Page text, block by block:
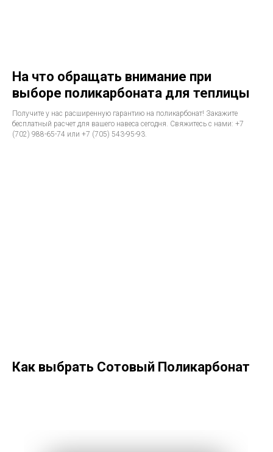
На что обращать внимание при
выборе поликарбоната для теплицы
Получите у нас расширенную гарантию на поликарбонат! Закажите
бесплатный расчет для вашего навеса сегодня. Свяжитесь с нами: +7
(702) 988-65-74 или +7 (705) 543-95-93.
Как выбрать Сотовый Поликарбонат